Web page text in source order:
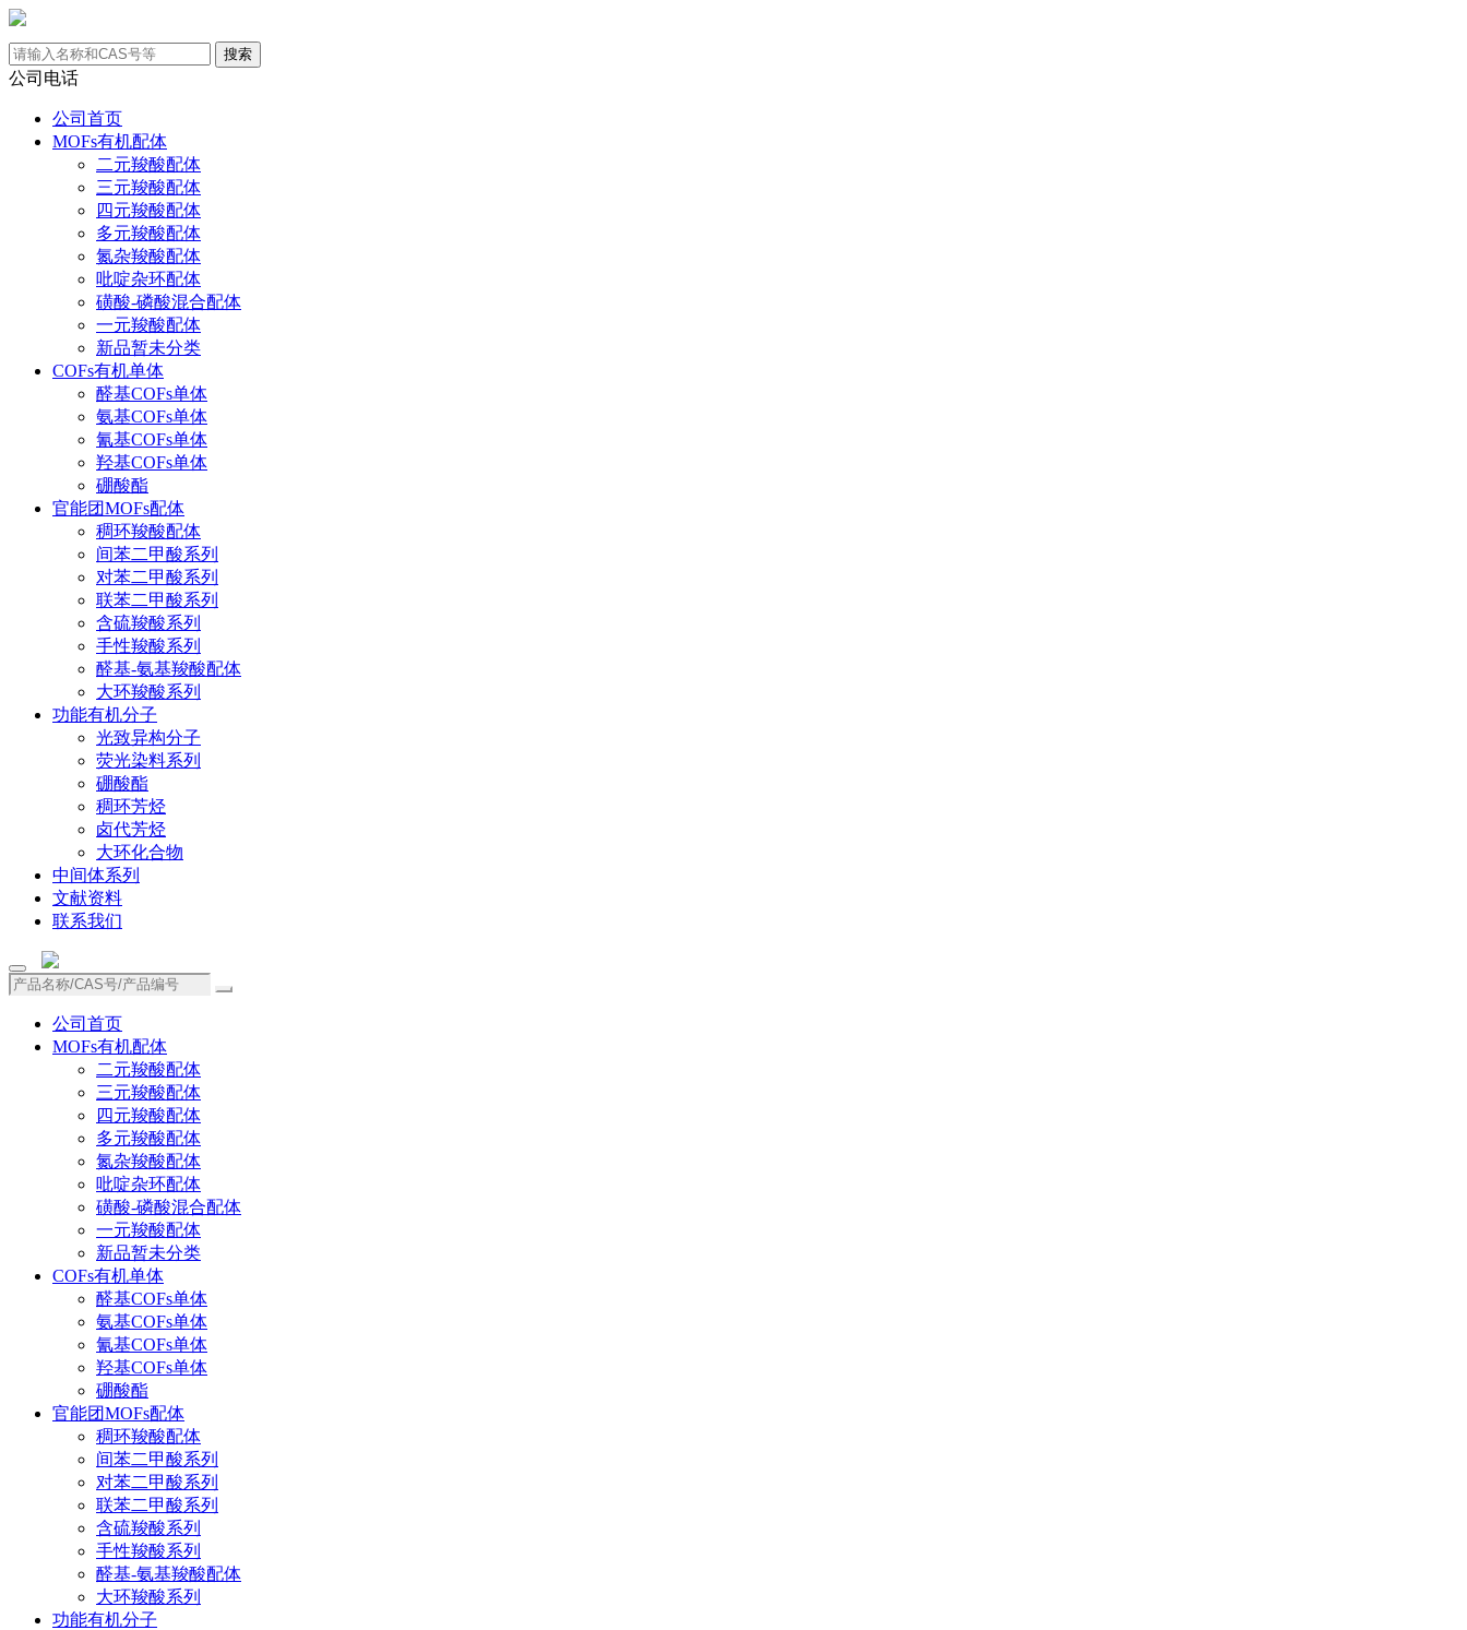
公司电话
公司首页
MOFs有机配体
二元羧酸配体
三元羧酸配体
四元羧酸配体
多元羧酸配体
氮杂羧酸配体
吡啶杂环配体
磺酸-磷酸混合配体
一元羧酸配体
新品暂未分类
COFs有机单体
醛基COFs单体
氨基COFs单体
氰基COFs单体
羟基COFs单体
硼酸酯
官能团MOFs配体
稠环羧酸配体
间苯二甲酸系列
对苯二甲酸系列
联苯二甲酸系列
含硫羧酸系列
手性羧酸系列
醛基-氨基羧酸配体
大环羧酸系列
功能有机分子
光致异构分子
荧光染料系列
硼酸酯
稠环芳烃
卤代芳烃
大环化合物
中间体系列
文献资料
联系我们
公司首页
MOFs有机配体
二元羧酸配体
三元羧酸配体
四元羧酸配体
多元羧酸配体
氮杂羧酸配体
吡啶杂环配体
磺酸-磷酸混合配体
一元羧酸配体
新品暂未分类
COFs有机单体
醛基COFs单体
氨基COFs单体
氰基COFs单体
羟基COFs单体
硼酸酯
官能团MOFs配体
稠环羧酸配体
间苯二甲酸系列
对苯二甲酸系列
联苯二甲酸系列
含硫羧酸系列
手性羧酸系列
醛基-氨基羧酸配体
大环羧酸系列
功能有机分子